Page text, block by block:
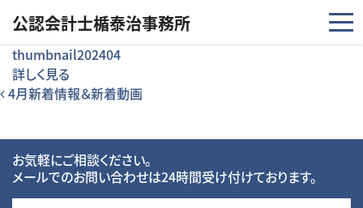
公認会計士楯泰治事務所
thumbnail202404
詳しく見る
投稿ナビゲーション
4月新着情報＆新着動画
お気軽にご相談ください。
メールでのお問い合わせは24時間受け付けております。